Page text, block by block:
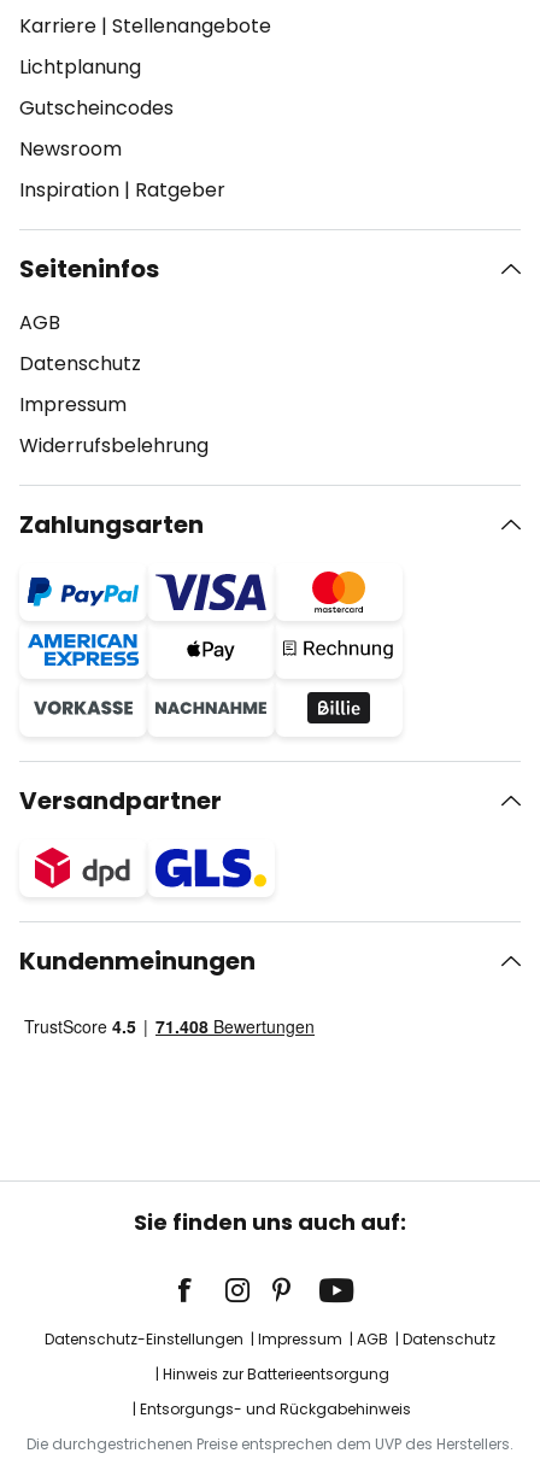
Karriere | Stellenangebote
Lichtplanung
Gutscheincodes
Newsroom
Inspiration | Ratgeber
Seiteninfos
AGB
Datenschutz
Impressum
Widerrufsbelehrung
Zahlungsarten
Versandpartner
Kundenmeinungen
Sie finden uns auch auf:
Datenschutz-Einstellungen Impressum AGB
Datenschutz
Hinweis zur Batterieentsorgung
Entsorgungs- und Rückgabehinweis
Die durchgestrichenen Preise entsprechen dem UVP des Herstellers.